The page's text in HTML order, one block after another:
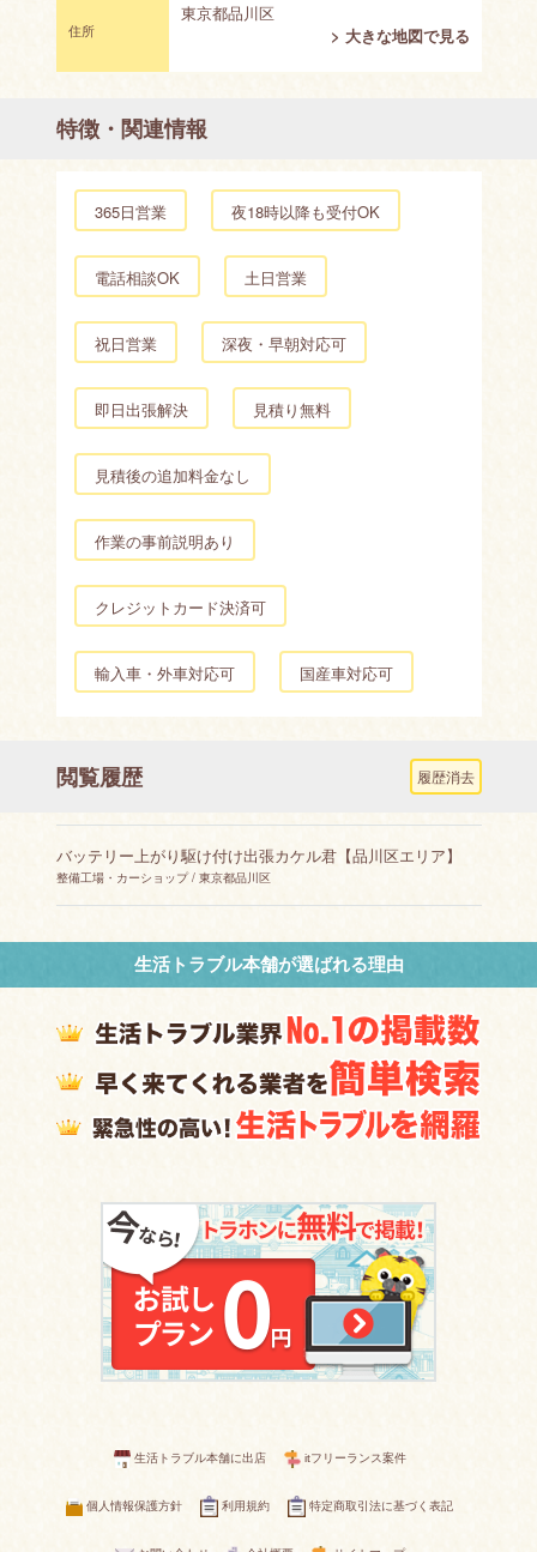
住所
東京都品川区
> 大きな地図で見る
特徴・関連情報
365日営業 夜18時以降も受付OK
電話相談OK 土日営業
祝日営業 深夜・早朝対応可
即日出張解決 見積り無料
見積後の追加料金なし
作業の事前説明あり
クレジットカード決済可
輸入車・外車対応可 国産車対応可
閲覧履歴 履歴消去
バッテリー上がり駆け付け出張カケル君【品川区エリア】
整備工場・カーショップ / 東京都品川区
生活トラブル本舗が選ばれる理由
生活トラブル本舗に出店 itフリーランス案件
個人情報保護方針 利用規約 特定商取引法に基づく表記